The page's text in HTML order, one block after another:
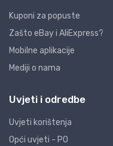
Kuponi za popuste
Zašto eBay i AliExpress?
Mobilne aplikacije
Mediji o nama
Uvjeti i odredbe
Uvjeti korištenja
Opći uvjeti - PO